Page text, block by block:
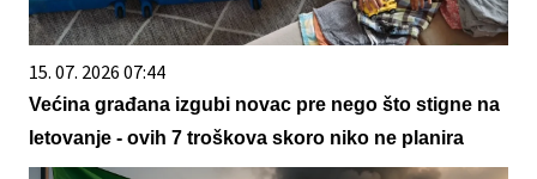
15. 07. 2026 07:44
Većina građana izgubi novac pre nego što stigne na
letovanje - ovih 7 troškova skoro niko ne planira